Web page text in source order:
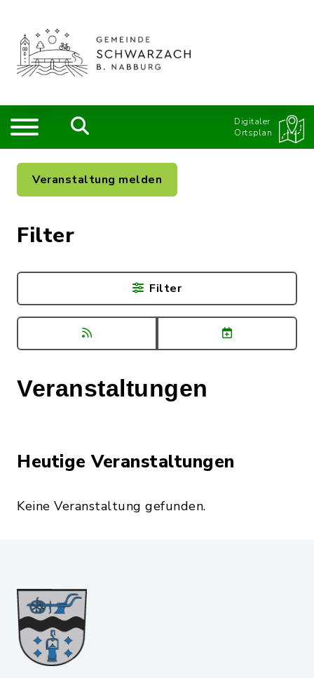
Digitaler
Ortsplan
Veranstaltungen
Heutige Veranstaltungen
Keine Veranstaltung gefunden.
Veranstaltung melden
Filter
Filter